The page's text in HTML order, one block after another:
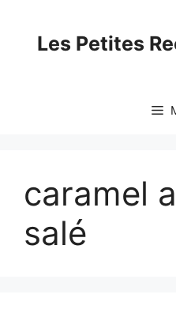
contentLes Petites
caramel
salé